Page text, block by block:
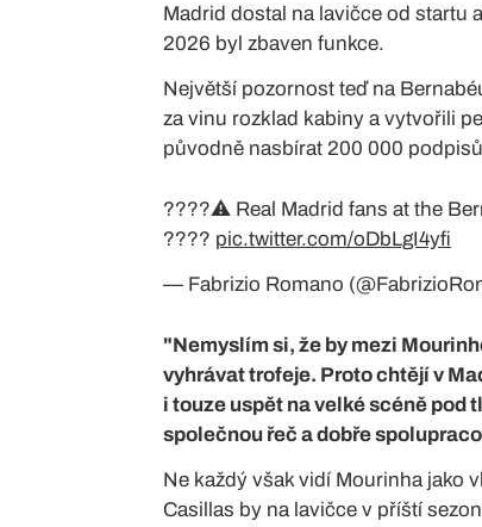
Madrid dostal na lavičce od startu
2026 byl zbaven funkce.
Největší pozornost teď na
za vinu rozklad kabiny a vytvořili
původně nasbírat 200 000
????⚠️ Real Madrid fans at the
???? pic.twitter.com/oDbLgI4yfi
— Fabrizio Romano
"Nemyslím si, že by mezi
vyhrávat trofeje. Proto chtějí v
i touze uspět na velké scéně pod
společnou řeč a dobře
Ne každý však vidí Mourinha jako
Casillas by na lavičce v příští